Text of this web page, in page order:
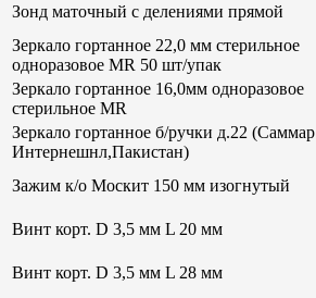
Зонд маточный с делениями прямой
Зеркало гортанное 22,0 мм стерильное
одноразовое MR 50 шт/упак
Зеркало гортанное 16,0мм одноразовое
стерильное MR
Зеркало гортанное б/ручки д.22 (Саммар
Интернешнл,Пакистан)
Зажим к/о Москит 150 мм изогнутый
Винт корт. D 3,5 мм L 20 мм
Винт корт. D 3,5 мм L 28 мм